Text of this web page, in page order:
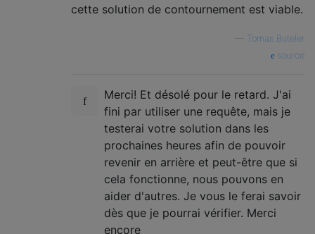
cette solution de contournement est viable.
Tomas Buteler
source
Merci! Et désolé pour le retard. J'ai
fini par utiliser une requête, mais je
testerai votre solution dans les
prochaines heures afin de pouvoir
revenir en arrière et peut-être que si
cela fonctionne, nous pouvons en
aider d'autres. Je vous le ferai savoir
dès que je pourrai vérifier. Merci
encore